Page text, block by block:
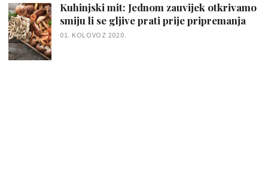
Kuhinjski mit: Jednom zauvijek otkrivamo
smiju li se gljive prati prije pripremanja
01. KOLOVOZ 2020.